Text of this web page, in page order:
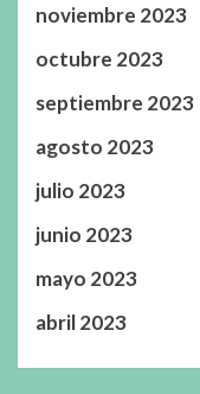
noviembre 2023
octubre 2023
septiembre 2023
agosto 2023
julio 2023
junio 2023
mayo 2023
abril 2023